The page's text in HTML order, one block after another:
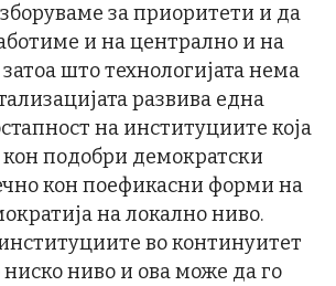
за приоритети и да
и на централно и на
што технологијата нема
развива една
на институциите која
подобри демократски
кон поефикасни форми на
на локално ниво.
во континуитет
ниско ниво и ова може да го